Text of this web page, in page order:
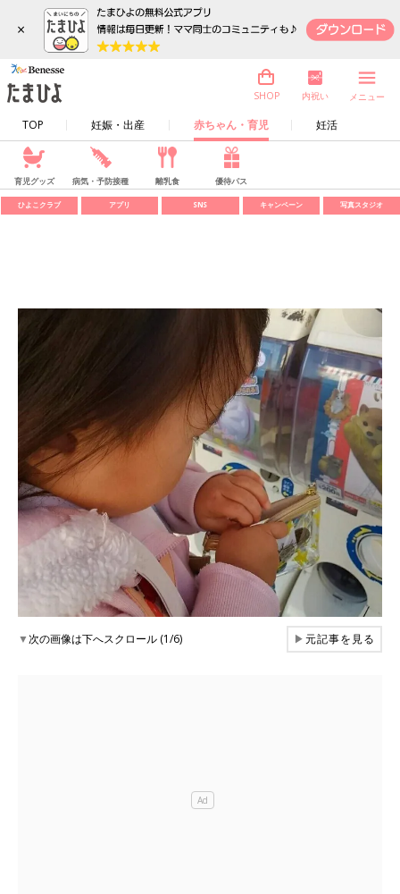
×
TOP 妊娠・出産 赤ちゃん・育児 妊活
SHOP 内祝い メニュー
育児グッズ 病気・予防接種 離乳食 優待パス
ひよこクラブ アプリ SNS キャンペーン 写真スタジオ
▼次の画像は下へスクロール (1/6) ▶元記事を見る